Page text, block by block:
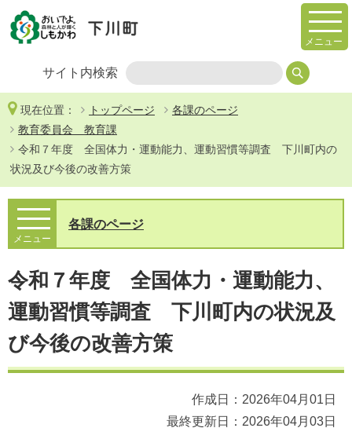
メニュー
サイト内検索
現在位置： トップページ
各課のページ
教育委員会 教育課
令和７年度 全国体力・運動能力、運動習慣等調査 下川町内の
状況及び今後の改善方策
令和７年度 全国体力・運動能力、
運動習慣等調査 下川町内の状況及
び今後の改善方策
作成日：2026年04月01日
最終更新日：2026年04月03日
メニュー
各課のページ